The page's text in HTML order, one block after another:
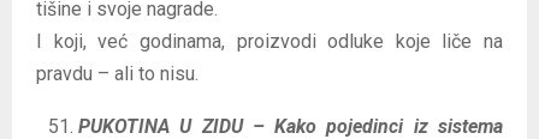
tišine i svoje nagrade.
I koji, već godinama, proizvodi odluke koje liče na
pravdu – ali to nisu.
PUKOTINA U ZIDU – Kako pojedinci iz sistema